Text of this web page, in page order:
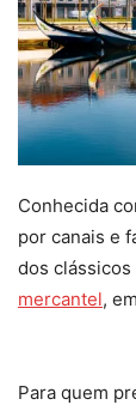
Conhecida
por canais e
dos clássicos
mercantel,
Para quem